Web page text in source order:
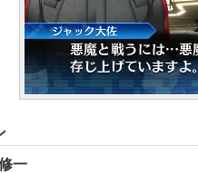
一